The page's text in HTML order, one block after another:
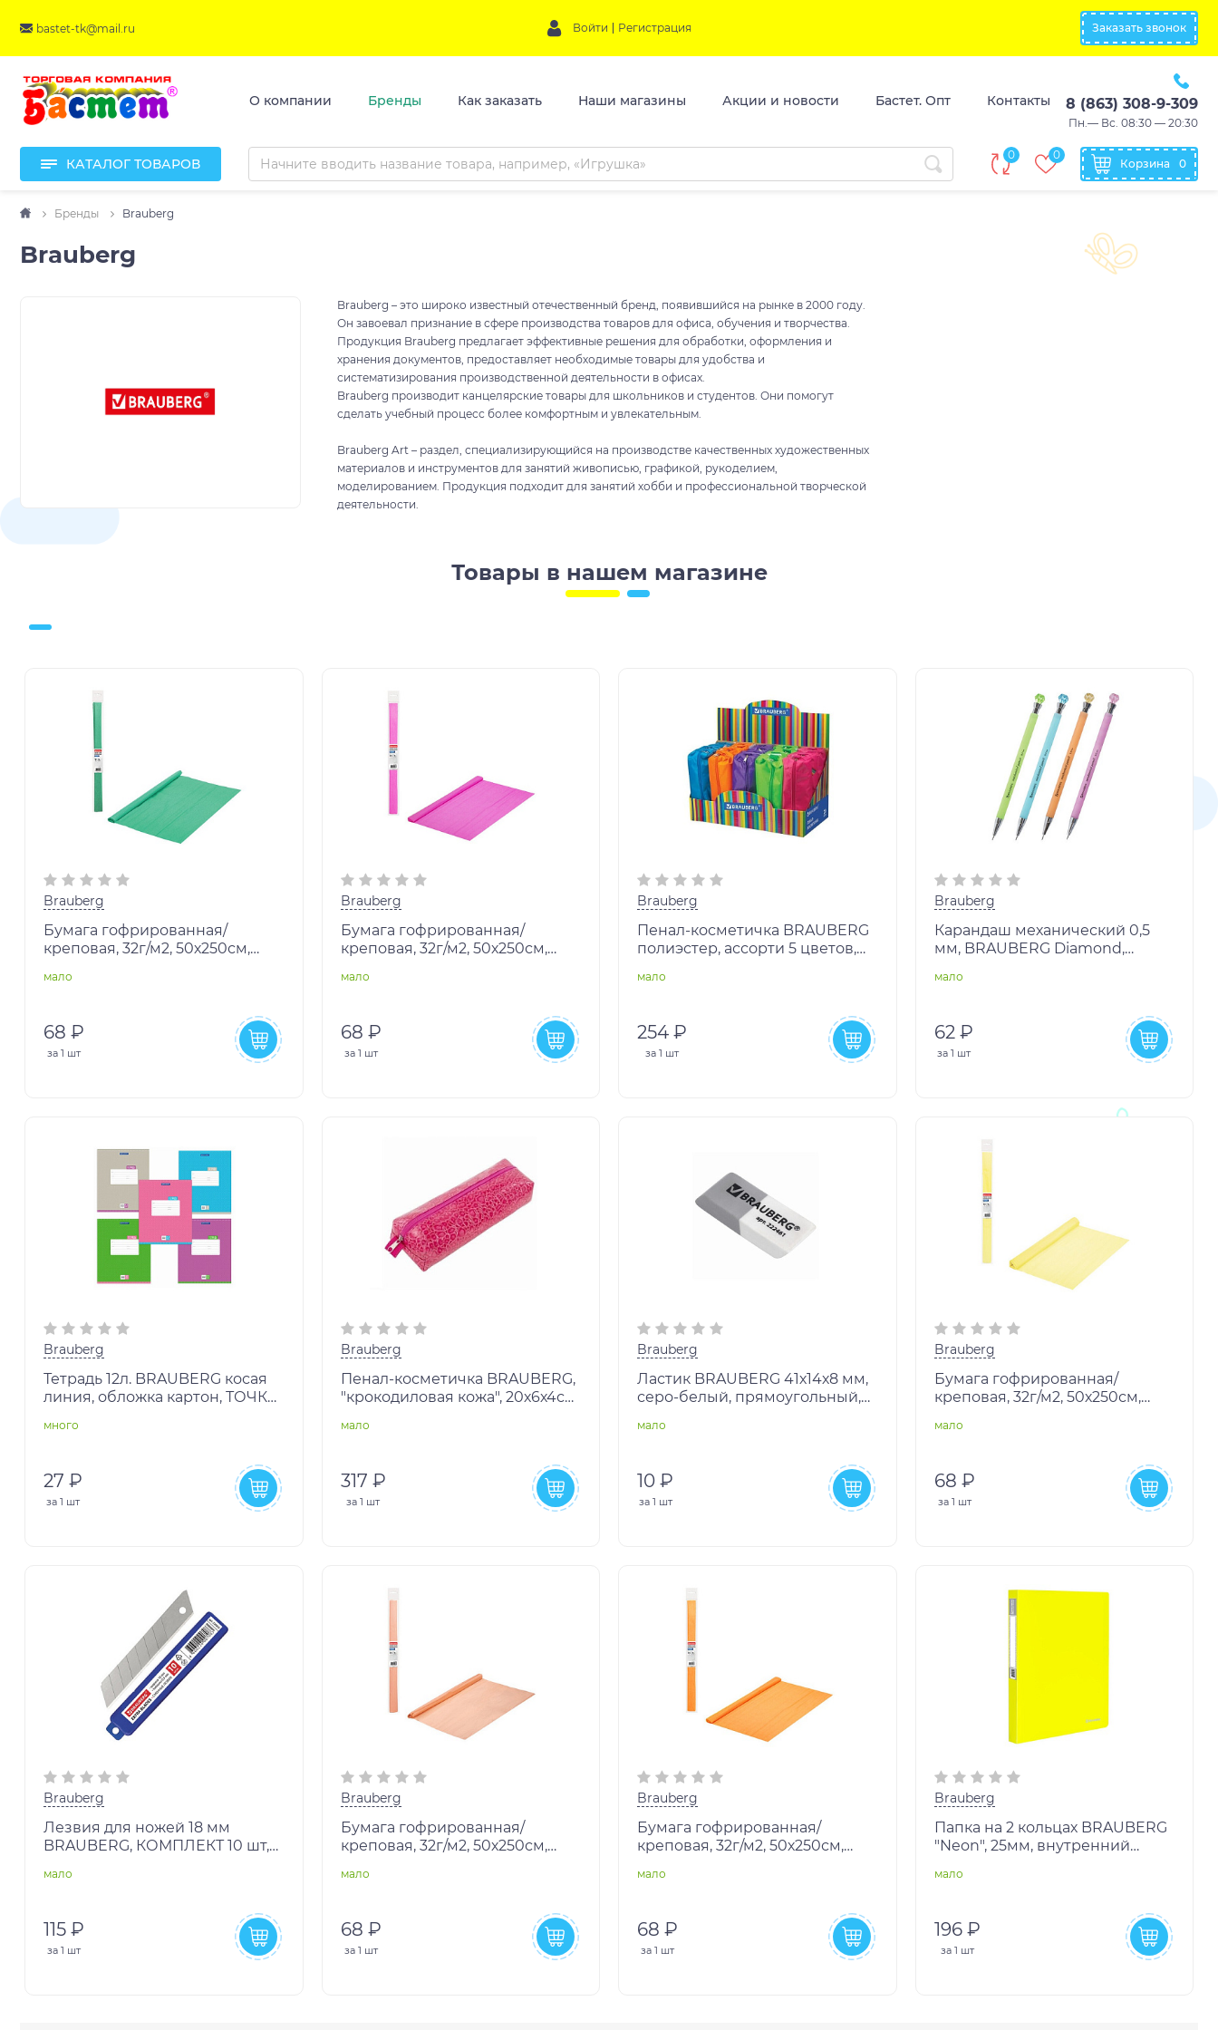
bastet-tk@mail.ru Войти Регистрация Заказать звонок
О компании Бренды Как заказать Наши магазины Акции и новости Бастет. Опт Контакты 8 (863) 308-9-309
Пн.— Вс. 08:30 — 20:30
КАТАЛОГ ТОВАРОВ
0 0
Корзина 0
Бренды Brauberg
Brauberg
Brauberg – это широко известный отечественный бренд, появившийся на рынке в 2000 году.
Он завоевал признание в сфере производства товаров для офиса, обучения и творчества.
Продукция Brauberg предлагает эффективные решения для обработки, оформления и
хранения документов, предоставляет необходимые товары для удобства и
систематизирования производственной деятельности в офисах.
Brauberg производит канцелярские товары для школьников и студентов. Они помогут
сделать учебный процесс более комфортным и увлекательным.
Brauberg Art – раздел, специализирующийся на производстве качественных художественных
материалов и инструментов для занятий живописью, графикой, рукоделием,
моделированием. Продукция подходит для занятий хобби и профессиональной творческой
деятельности.
Товары в нашем магазине
Brauberg
Бумага гофрированная/
креповая, 32г/м2, 50х250см,
112528
мало
68 ₽
за 1 шт
Brauberg
Бумага гофрированная/
креповая, 32г/м2, 50х250см,
BRAUBERG, 112527
мало
68 ₽
за 1 шт
Brauberg
Пенал-косметичка BRAUBERG
полиэстер, ассорти 5 цветов,
223267
мало
254 ₽
за 1 шт
Brauberg
Карандаш механический 0,5
мм, BRAUBERG Diamond,
хромированные детали, 181416
мало
62 ₽
за 1 шт
Brauberg
Тетрадь 12л. BRAUBERG косая
линия, обложка картон, ТОЧКИ,
много
27 ₽
за 1 шт
Brauberg
Пенал-косметичка BRAUBERG,
"крокодиловая кожа", 20х6х4см,
мало
317 ₽
за 1 шт
Brauberg
Ластик BRAUBERG 41х14х8 мм,
серо-белый, прямоугольный,
мало
10 ₽
за 1 шт
Brauberg
Бумага гофрированная/
креповая, 32г/м2, 50х250см,
BRAUBERG, 112519
мало
68 ₽
за 1 шт
Brauberg
Лезвия для ножей 18 мм
BRAUBERG, КОМПЛЕКТ 10 шт,
пластиковом пенале, 230925
мало
115 ₽
за 1 шт
Brauberg
Бумага гофрированная/
креповая, 32г/м2, 50х250см,
BRAUBERG, 112526
мало
68 ₽
за 1 шт
Brauberg
Бумага гофрированная/
креповая, 32г/м2, 50х250см,
BRAUBERG, 112522
мало
68 ₽
за 1 шт
Brauberg
Папка на 2 кольцах BRAUBERG
"Neon", 25мм, внутренний
0,7мм, 227457
мало
196 ₽
за 1 шт